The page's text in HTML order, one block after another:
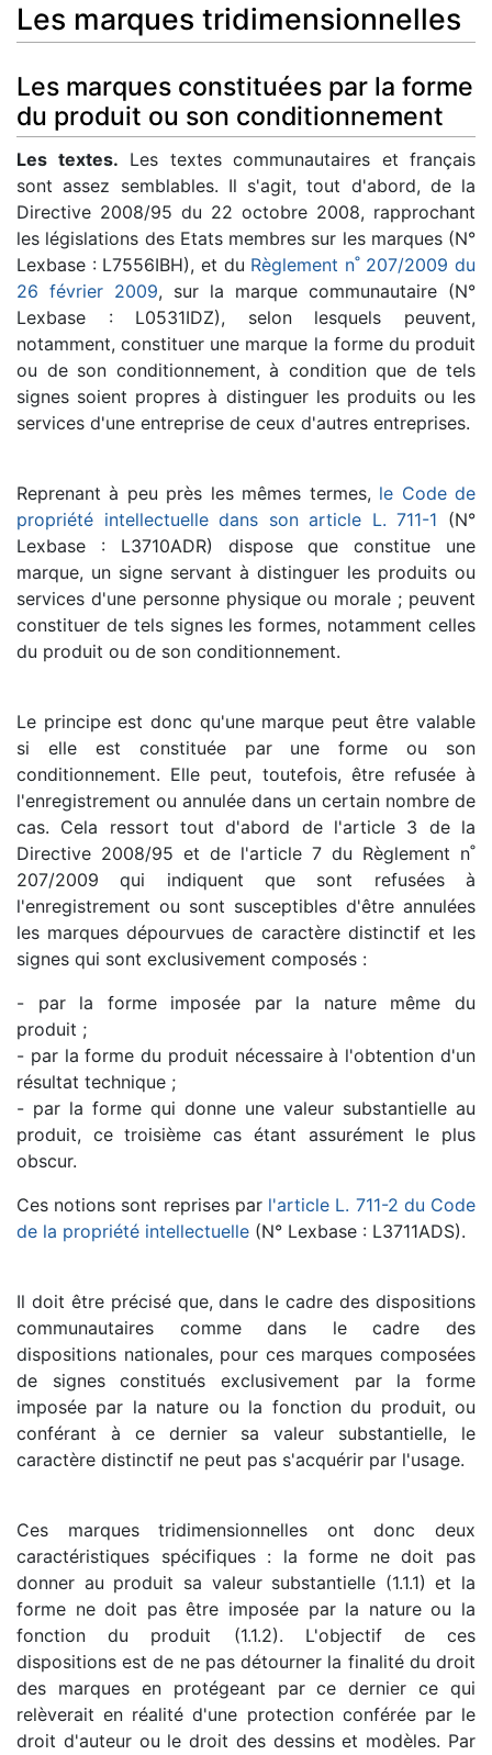
Les marques tridimensionnelles
Les marques constituées par la forme
du produit ou son conditionnement
Les textes. Les textes communautaires et français
sont assez semblables. Il s'agit, tout d'abord, de la
Directive 2008/95 du 22 octobre 2008, rapprochant
les législations des Etats membres sur les marques (N°
Lexbase : L7556IBH), et du Règlement n˚ 207/2009 du
26 février 2009, sur la marque communautaire (N°
Lexbase : L0531IDZ), selon lesquels peuvent,
notamment, constituer une marque la forme du produit
ou de son conditionnement, à condition que de tels
signes soient propres à distinguer les produits ou les
services d'une entreprise de ceux d'autres entreprises.
Reprenant à peu près les mêmes termes, le Code de
propriété intellectuelle dans son article L. 711-1 (N°
Lexbase : L3710ADR) dispose que constitue une
marque, un signe servant à distinguer les produits ou
services d'une personne physique ou morale ; peuvent
constituer de tels signes les formes, notamment celles
du produit ou de son conditionnement.
Le principe est donc qu'une marque peut être valable
si elle est constituée par une forme ou son
conditionnement. Elle peut, toutefois, être refusée à
l'enregistrement ou annulée dans un certain nombre de
cas. Cela ressort tout d'abord de l'article 3 de la
Directive 2008/95 et de l'article 7 du Règlement n˚
207/2009 qui indiquent que sont refusées à
l'enregistrement ou sont susceptibles d'être annulées
les marques dépourvues de caractère distinctif et les
signes qui sont exclusivement composés :
- par la forme imposée par la nature même du
produit ;
- par la forme du produit nécessaire à l'obtention d'un
résultat technique ;
- par la forme qui donne une valeur substantielle au
produit, ce troisième cas étant assurément le plus
obscur.
Ces notions sont reprises par l'article L. 711-2 du Code
de la propriété intellectuelle (N° Lexbase : L3711ADS).
Il doit être précisé que, dans le cadre des dispositions
communautaires comme dans le cadre des
dispositions nationales, pour ces marques composées
de signes constitués exclusivement par la forme
imposée par la nature ou la fonction du produit, ou
conférant à ce dernier sa valeur substantielle, le
caractère distinctif ne peut pas s'acquérir par l'usage.
Ces marques tridimensionnelles ont donc deux
caractéristiques spécifiques : la forme ne doit pas
donner au produit sa valeur substantielle (1.1.1) et la
forme ne doit pas être imposée par la nature ou la
fonction du produit (1.1.2). L'objectif de ces
dispositions est de ne pas détourner la finalité du droit
des marques en protégeant par ce dernier ce qui
relèverait en réalité d'une protection conférée par le
droit d'auteur ou le droit des dessins et modèles. Par